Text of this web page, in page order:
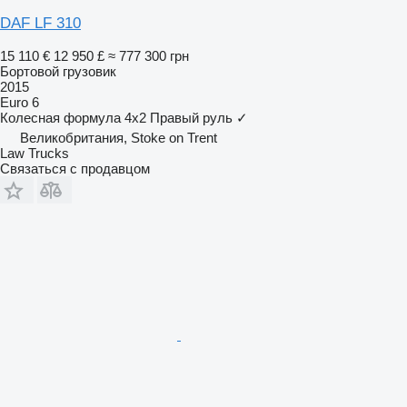
DAF LF 310
15 110 € 12 950 £ ≈ 777 300 грн
Бортовой грузовик
2015
Euro 6
Колесная формула 4x2 Правый руль ✓
Великобритания, Stoke on Trent
Law Trucks
Связаться с продавцом